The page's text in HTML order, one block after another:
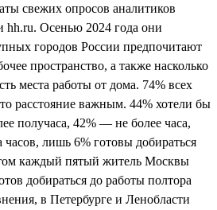
свежих опросов аналитиков
Осенью 2024 года они
городов России предпочитают
пространство, а также насколько
места работы от дома. 74% всех
расстояние важным. 44% хотели бы
получаса, 42% — не более часа,
лишь 6% готовы добираться
каждый пятый житель Москвы
добираться до работы полтора
в Петербурге и Ленобласти